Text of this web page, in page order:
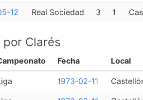
12 Real Sociedad 3 1
Clarés
Fecha Local
1973-02-11